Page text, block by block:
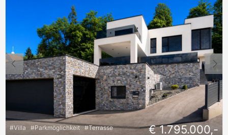
#Villa #Parkmöglichkeit #Terrasse € 1.795.000,-